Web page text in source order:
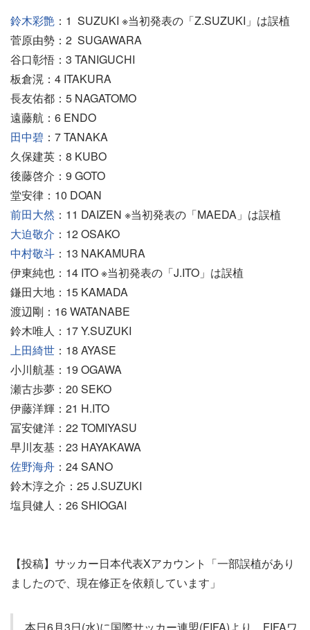
鈴木彩艶 ：1 SUZUKI ※当初発表の「Z.SUZUKI」は誤植
菅原由勢：2 SUGAWARA
谷口彰悟：3 TANIGUCHI
板倉滉：4 ITAKURA
長友佑都：5 NAGATOMO
遠藤航：6 ENDO
田中碧 ：7 TANAKA
久保建英：8 KUBO
後藤啓介：9 GOTO
堂安律：10 DOAN
前田大然 ：11 DAIZEN ※当初発表の「MAEDA」は誤植
大迫敬介 ：12 OSAKO
中村敬斗 ：13 NAKAMURA
伊東純也：14 ITO ※当初発表の「J.ITO」は誤植
鎌田大地：15 KAMADA
渡辺剛：16 WATANABE
鈴木唯人：17 Y.SUZUKI
上田綺世 ：18 AYASE
小川航基：19 OGAWA
瀬古歩夢：20 SEKO
伊藤洋輝：21 H.ITO
冨安健洋：22 TOMIYASU
早川友基：23 HAYAKAWA
佐野海舟 ：24 SANO
鈴木淳之介：25 J.SUZUKI
塩貝健人：26 SHIOGAI
【投稿】サッカー日本代表Xアカウント「一部誤植があり
ましたので、現在修正を依頼しています」